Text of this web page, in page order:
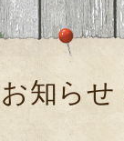
お知らせ